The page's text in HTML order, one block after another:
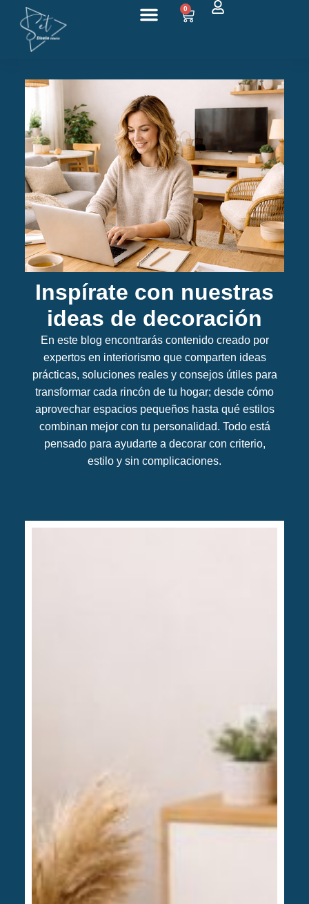
0
Inspírate con nuestras
ideas de decoración
En este blog encontrarás contenido creado por
expertos en interiorismo que comparten ideas
prácticas, soluciones reales y consejos útiles para
transformar cada rincón de tu hogar; desde cómo
aprovechar espacios pequeños hasta qué estilos
combinan mejor con tu personalidad. Todo está
pensado para ayudarte a decorar con criterio,
estilo y sin complicaciones.